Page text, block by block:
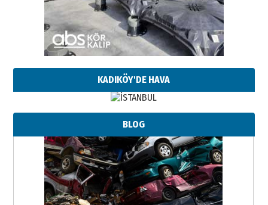
KADIKÖY'DE HAVA
BLOG